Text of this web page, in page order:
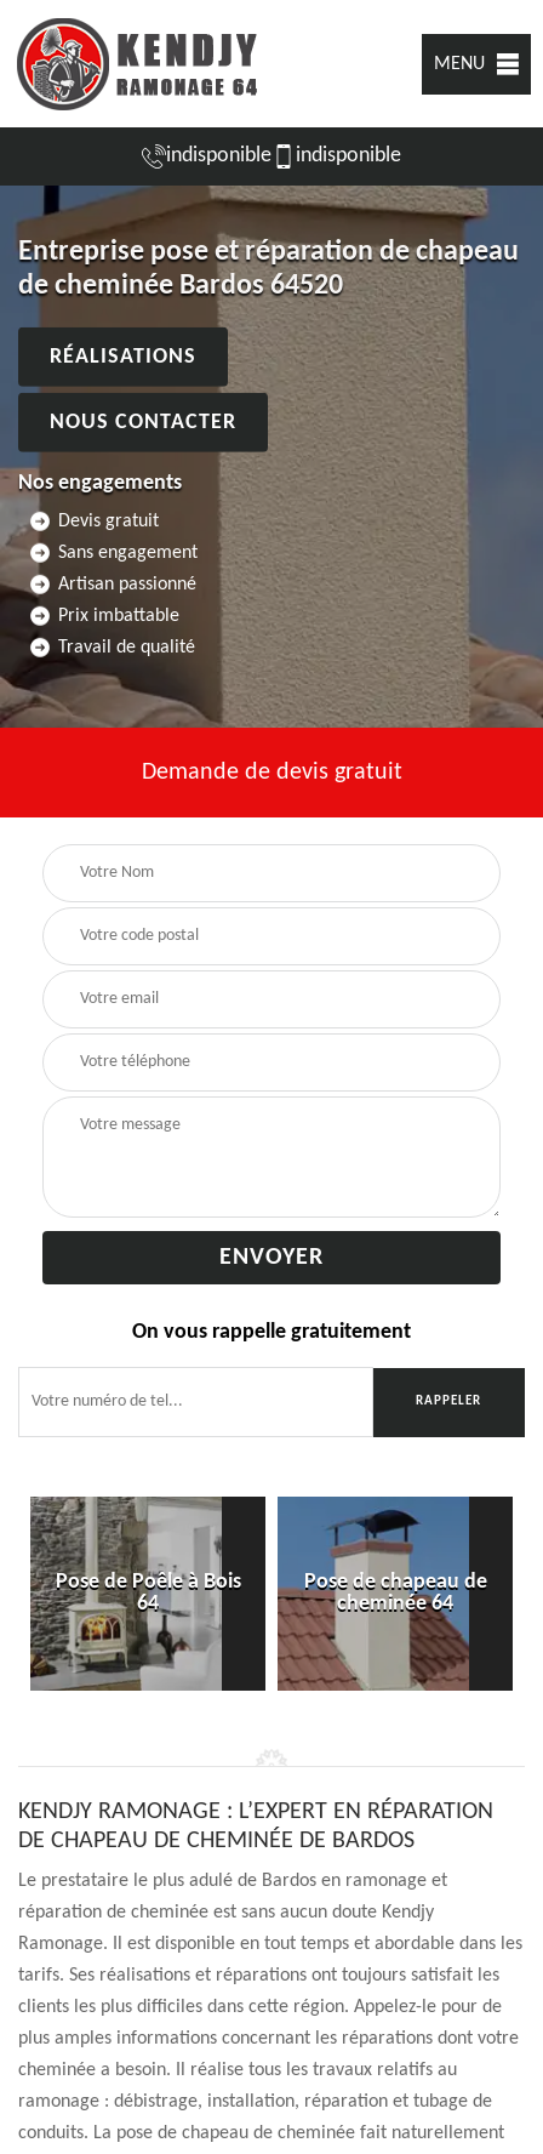
MENU
indisponible indisponible
Entreprise pose et réparation de chapeau
de cheminée Bardos 64520
RÉALISATIONS
NOUS CONTACTER
Nos engagements
Devis gratuit
Sans engagement
Artisan passionné
Prix imbattable
Travail de qualité
Demande de devis gratuit
On vous rappelle gratuitement
Pose de Poêle à Bois
64
Pose de chapeau de
cheminée 64
KENDJY RAMONAGE : L’EXPERT EN RÉPARATION
DE CHAPEAU DE CHEMINÉE DE BARDOS
Le prestataire le plus adulé de Bardos en ramonage et
réparation de cheminée est sans aucun doute Kendjy
Ramonage. Il est disponible en tout temps et abordable dans les
tarifs. Ses réalisations et réparations ont toujours satisfait les
clients les plus difficiles dans cette région. Appelez-le pour de
plus amples informations concernant les réparations dont votre
cheminée a besoin. Il réalise tous les travaux relatifs au
ramonage : débistrage, installation, réparation et tubage de
conduits. La pose de chapeau de cheminée fait naturellement